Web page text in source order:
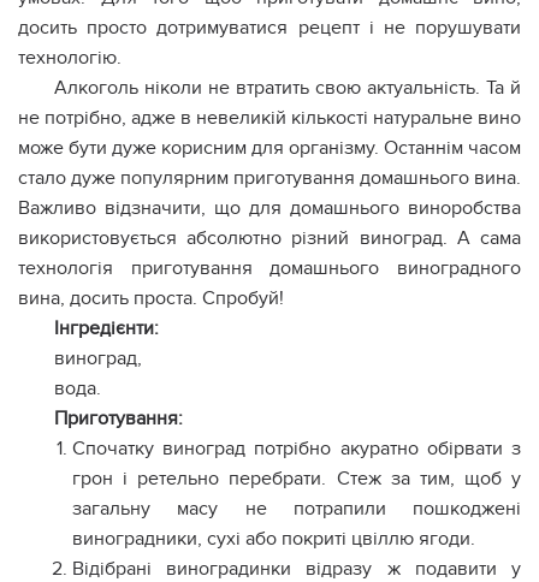
досить просто дотримуватися рецепт і не порушувати
технологію.
Алкоголь ніколи не втратить свою актуальність. Та й
не потрібно, адже в невеликій кількості натуральне вино
може бути дуже корисним для організму. Останнім часом
стало дуже популярним приготування домашнього вина.
Важливо відзначити, що для домашнього виноробства
використовується абсолютно різний виноград. А сама
технологія приготування домашнього виноградного
вина, досить проста. Спробуй!
Інгредієнти:
виноград,
вода.
Приготування:
Спочатку виноград потрібно акуратно обірвати з
грон і ретельно перебрати. Стеж за тим, щоб у
загальну масу не потрапили пошкоджені
виноградники, сухі або покриті цвіллю ягоди.
Відібрані виноградинки відразу ж подавити у